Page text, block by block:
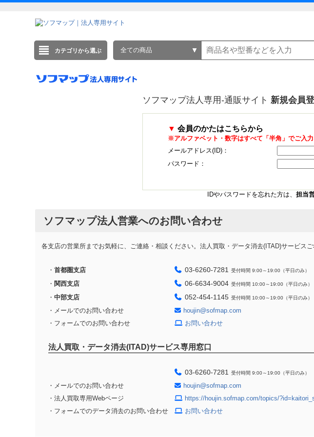
カテゴリから選ぶ 全ての商品
ソフマップ法人専用-通販サイト 新規会員
▼ 会員のかたはこちらから
※アルファベット・数字はすべて「半角」でご入力
メールアドレス(ID)：
パスワード：
IDやパスワードを忘れた方は、 担当
ソフマップ法人営業へのお問い合わせ
各支店の営業所までお気軽に、ご連絡・相談ください。法人買取・データ消去(ITAD)サービス
・ 首都圏支店 03-6260-7281 受付時間 9:00～19:00（平日のみ）
・ 関西支店 06-6634-9004 受付時間 10:00～19:00（平日のみ）
・ 中部支店 052-454-1145 受付時間 10:00～19:00（平日のみ）
・メールでのお問い合わせ
houjin@sofmap.com
・フォームでのお問い合わせ
お問い合わせ
法人買取・データ消去(ITAD)サービス専用窓口
03-6260-7281 受付時間 9:00～19:00（平日のみ）
・メールでのお問い合わせ
houjin@sofmap.com
・法人買取専用Webページ
https://houjin.sofmap.com/topics/
・フォームでのデータ消去のお問い合わせ
お問い合わせ